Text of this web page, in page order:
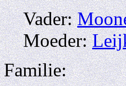
Vader:
Moeder:
Familie: